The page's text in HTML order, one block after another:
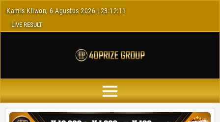
Kamis Kliwon, 6 Agustus 2026 | 23:12:12
LIVE RESULT